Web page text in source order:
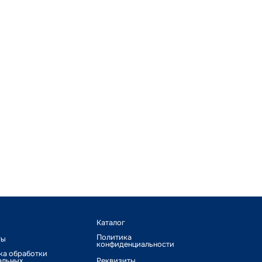
обработки
Каталог
Политика
конфиденциальности